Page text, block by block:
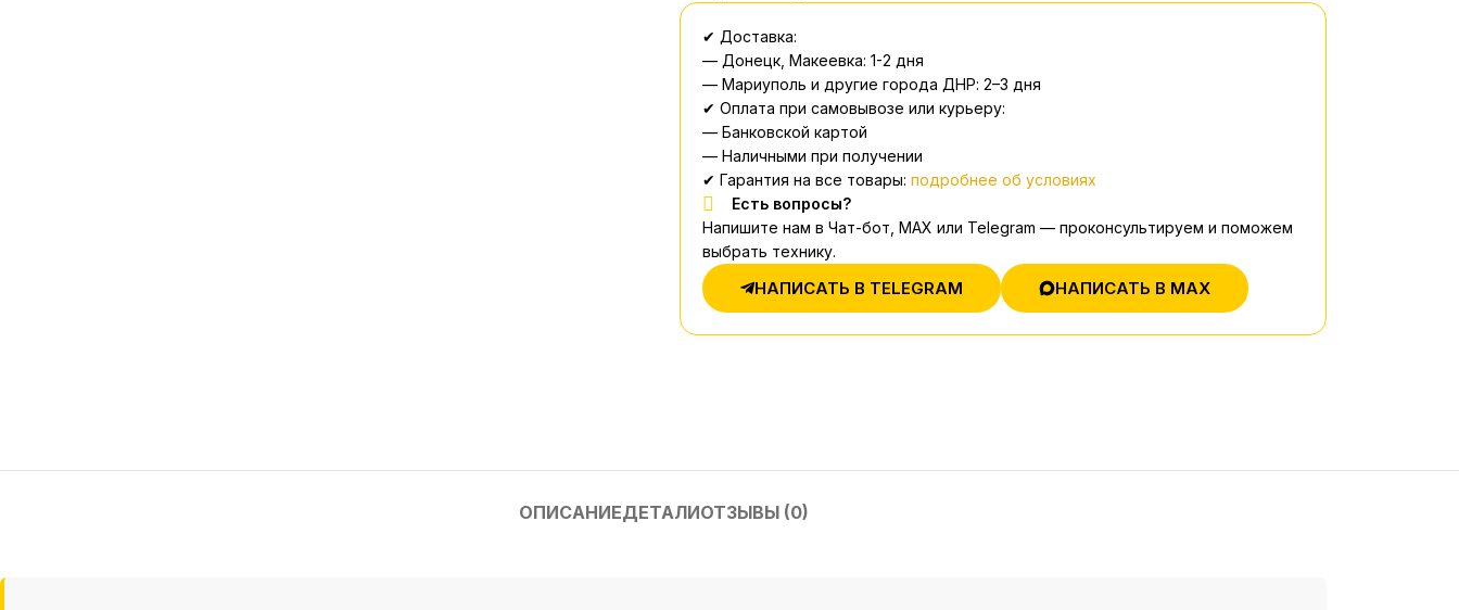
✔ Доставка:
— Донецк, Макеевка: 1-2 дня
— Мариуполь и другие города ДНР: 2–3 дня
✔ Оплата при самовывозе или курьеру:
— Банковской картой
— Наличными при получении
✔ Гарантия на все товары: подробнее об условиях
Есть вопросы?
Напишите нам в Чат-бот, MAX или Telegram — проконсультируем и поможем
выбрать технику.
НАПИСАТЬ В TELEGRAM НАПИСАТЬ В MAX
ОПИСАНИЕДЕТАЛИОТЗЫВЫ (0)